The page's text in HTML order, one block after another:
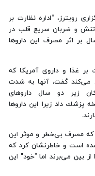
رویترز، "اداره نظارت بر
تنش و ضربان سریع قلب در
بر اثر مصرف این داروها
بر غذا و داروی آمریكا كه
می‌كند گفت، آنها به شدت
زیر دو سال داروهای
داد زیرا این داروها
كه مصرف بی‌خطر و موثر این
است و خاطرنشان كرد كه
از بین می‌برند اما "خود" این